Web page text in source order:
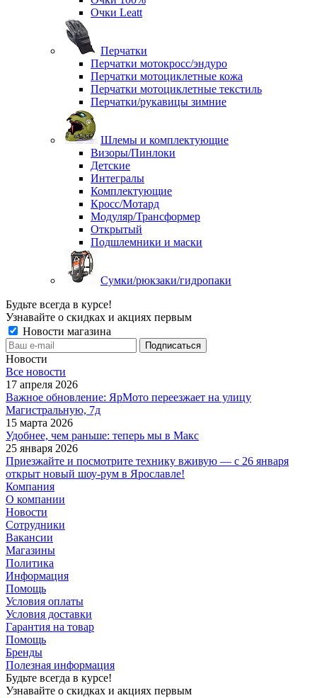
Очки Leatt
Перчатки
Перчатки мотокросс/эндуро
Перчатки мотоциклетные кожа
Перчатки мотоциклетные текстиль
Перчатки/рукавицы зимние
Шлемы и комплектующие
Визоры/Пинлоки
Детские
Интегралы
Комплектующие
Кросс/Мотард
Модуляр/Трансформер
Открытый
Подшлемники и маски
Сумки/рюкзаки/гидропаки
Будьте всегда в курсе!
Узнавайте о скидках и акциях первым
Новости магазина
Новости
Все новости
17 апреля 2026
Важное обновление: ЯрМото переезжает на улицу
Магистральную, 7д
15 марта 2026
Удобнее, чем раньше: теперь мы в Макс
25 января 2026
Приезжайте и посмотрите технику вживую — с 26 января
открыт новый шоу-рум в Ярославле!
Компания
О компании
Новости
Сотрудники
Вакансии
Магазины
Политика
Информация
Помощь
Условия оплаты
Условия доставки
Гарантия на товар
Помощь
Бренды
Полезная информация
Будьте всегда в курсе!
Узнавайте о скидках и акциях первым